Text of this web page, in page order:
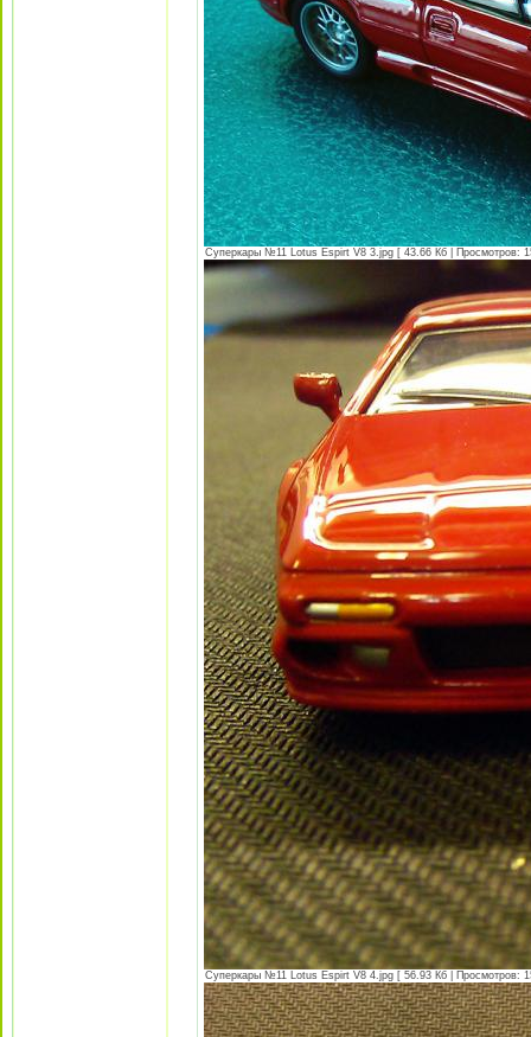
Суперкары №11 Lotus Espirt V8 3.jpg [ 43.66 Кб | Просмотров:
Суперкары №11 Lotus Espirt V8 4.jpg [ 56.93 Кб | Просмотров: